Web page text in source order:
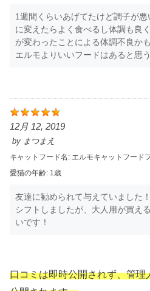
1週間くらいあげてたけど調子が
に変えたらよく食べるし体調も良
が変わったことによる体調不良か
エルモよりいいフードはあると思う
12月 12, 2019
by まつまえ
キャットフード名: エルモキャットフード
愛猫の年齢: 1歳
友達に勧められて与えていました
シフトしましたが、大人用が買え
いです！
口コミは即時公開されず、管